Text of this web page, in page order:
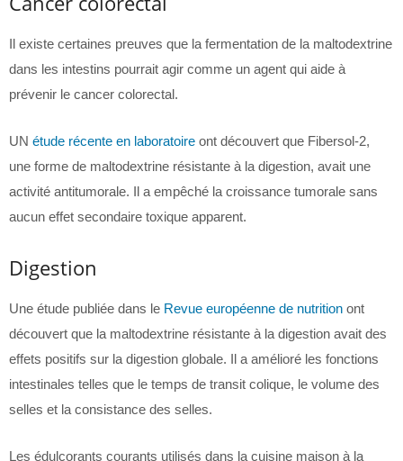
Il existe certaines preuves que la fermentation de la maltodextrine
dans les intestins pourrait agir comme un agent qui aide à
prévenir le cancer colorectal.
UN étude récente en laboratoire ont découvert que Fibersol-2,
une forme de maltodextrine résistante à la digestion, avait une
activité antitumorale. Il a empêché la croissance tumorale sans
aucun effet secondaire toxique apparent.
Digestion
Une étude publiée dans le Revue européenne de nutrition ont
découvert que la maltodextrine résistante à la digestion avait des
effets positifs sur la digestion globale. Il a amélioré les fonctions
intestinales telles que le temps de transit colique, le volume des
selles et la consistance des selles.
Les édulcorants courants utilisés dans la cuisine maison à la